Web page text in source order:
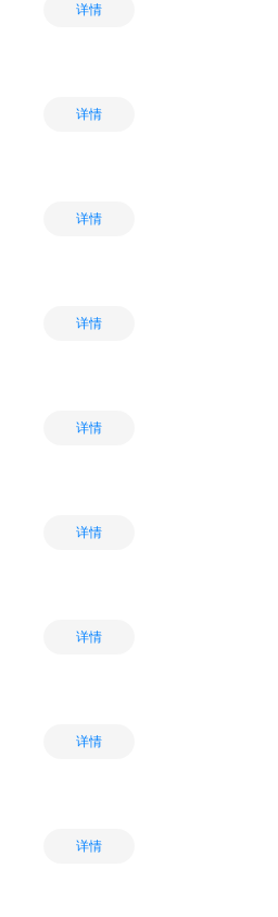
详情
详情
详情
详情
详情
详情
详情
详情
详情